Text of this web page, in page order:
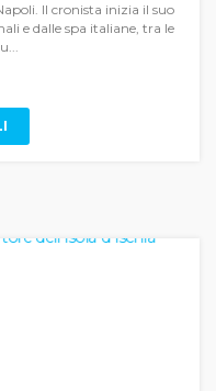
Il cronista inizia il suo
e dalle spa italiane, tra le